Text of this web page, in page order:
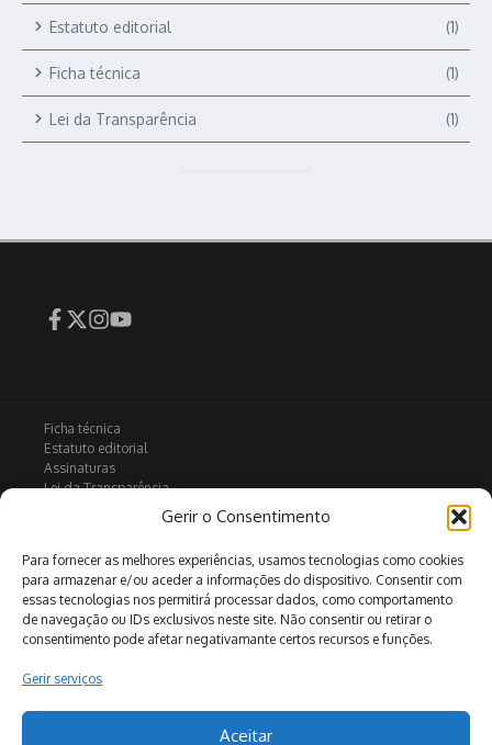
Gerir o Consentimento
Para fornecer as melhores experiências, usamos tecnologias como cookies
para armazenar e/ou aceder a informações do dispositivo. Consentir com
essas tecnologias nos permitirá processar dados, como comportamento
de navegação ou IDs exclusivos neste site. Não consentir ou retirar o
consentimento pode afetar negativamante certos recursos e funções.
Gerir serviços
Aceitar
Estatuto editorial (1)
Ficha técnica (1)
Lei da Transparência (1)
Ficha técnica
Estatuto editorial
Assinaturas
Lei da Transparência
Política de privacidade
Arquivo